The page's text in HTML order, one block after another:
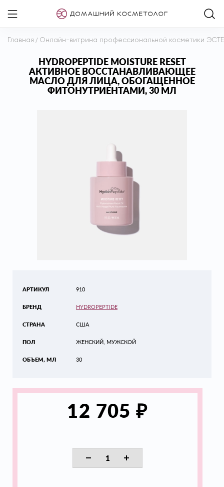
Главная / Онлайн-витрина профессиональной косметики
HYDROPEPTIDE MOISTURE RESET
АКТИВНОЕ ВОССТАНАВЛИВАЮЩЕЕ
МАСЛО ДЛЯ ЛИЦА, ОБОГАЩЕННОЕ
ФИТОНУТРИЕНТАМИ, 30 МЛ
АРТИКУЛ
БРЕНД
СТРАНА
ПОЛ
ОБЪЕМ, МЛ
910
HYDROPEPTIDE
США
ЖЕНСКИЙ, МУЖСКОЙ
30
12 705₽